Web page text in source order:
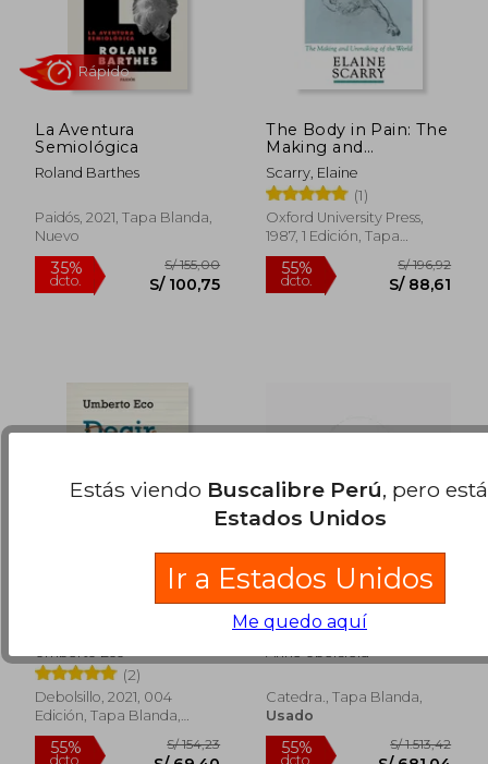
dcto. dcto. S/
dcto. S/ 86,47 dcto. S/
La Aventura
Semiológica
Roland Barthes
Paidós, 2021, Tapa Blanda,
Nuevo
The Body in Pain: The
Making and
Unmaking of the
World (en Inglés)
Scarry, Elaine
(1)
Oxford University Press,
1987, 1 Edición, Tapa
Blanda, Nuevo
Decir Casi lo Mismo
(2)
Debolsillo, 2021, 004
Edición, Tapa Blanda,
Nuevo
Semiótica teatral
Catedra., Tapa Blanda,
Usado
Estás viendo Buscalibre Perú, pero
Estados Unidos
Ir a Estados Unidos
Me quedo aquí